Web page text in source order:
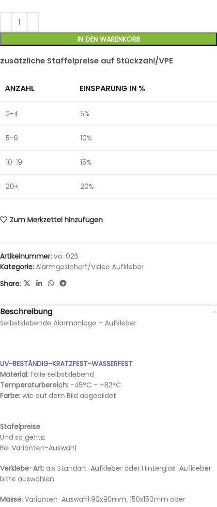
IN DEN WARENKORB
zusätzliche Staffelpreise auf Stückzahl/VPE
ANZAHL EINSPARUNG IN %
2-4 5%
5-9 10%
10-19 15%
20+ 20%
Zum Merkzettel hinzufügen
Artikelnummer: va-026
Kategorie: Alarmgesichert/Video Aufkleber
Share:
Beschreibung
Selbstklebende Alarmanlage – Aufkleber
UV-BESTÄNDIG-KRATZFEST-WASSERFEST
Material: Folie selbstklebend
Temperaturbereich: -45°C – +82°C
Farbe: wie auf dem Bild abgebildet
Stafelpreise
Und so gehts:
Bei Varianten-Auswahl
Verklebe-Art: als Standart-Aufkleber oder Hinterglas-Aufkleber
bitte auswählen
Masse: Varianten-Auswahl 90x90mm, 150x150mm oder